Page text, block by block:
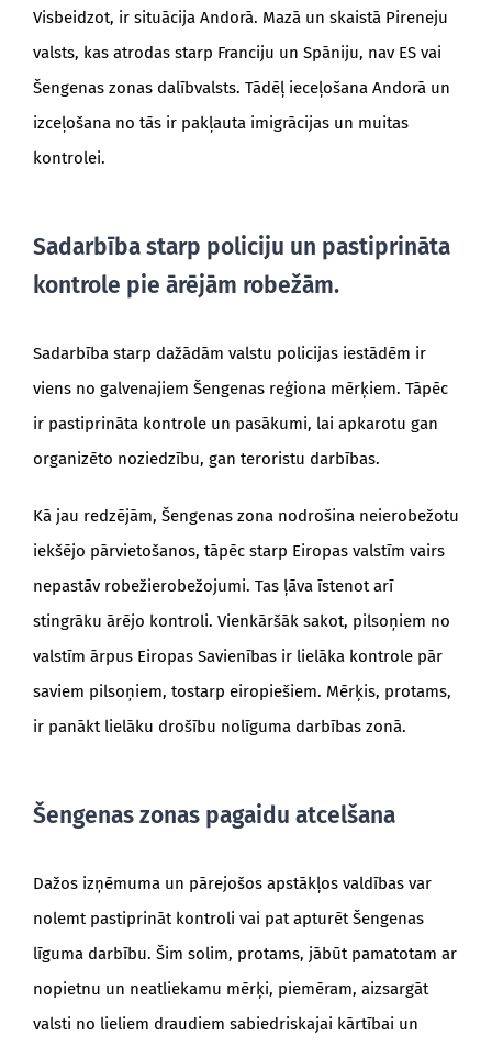
Visbeidzot, ir situācija Andorā. Mazā un skaistā Pireneju
valsts, kas atrodas starp Franciju un Spāniju, nav ES vai
Šengenas zonas dalībvalsts. Tādēļ ieceļošana Andorā un
izceļošana no tās ir pakļauta imigrācijas un muitas
kontrolei.
Sadarbība starp policiju un pastiprināta
kontrole pie ārējām robežām.
Sadarbība starp dažādām valstu policijas iestādēm ir
viens no galvenajiem Šengenas reģiona mērķiem. Tāpēc
ir pastiprināta kontrole un pasākumi, lai apkarotu gan
organizēto noziedzību, gan teroristu darbības.
Kā jau redzējām, Šengenas zona nodrošina neierobežotu
iekšējo pārvietošanos, tāpēc starp Eiropas valstīm vairs
nepastāv robežierobežojumi. Tas ļāva īstenot arī
stingrāku ārējo kontroli. Vienkāršāk sakot, pilsoņiem no
valstīm ārpus Eiropas Savienības ir lielāka kontrole pār
saviem pilsoņiem, tostarp eiropiešiem. Mērķis, protams,
ir panākt lielāku drošību nolīguma darbības zonā.
Šengenas zonas pagaidu atcelšana
Dažos izņēmuma un pārejošos apstākļos valdības var
nolemt pastiprināt kontroli vai pat apturēt Šengenas
līguma darbību. Šim solim, protams, jābūt pamatotam ar
nopietnu un neatliekamu mērķi, piemēram, aizsargāt
valsti no lieliem draudiem sabiedriskajai kārtībai un